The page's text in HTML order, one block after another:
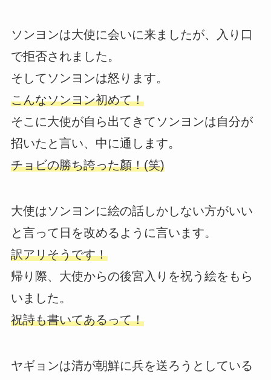
ソンヨンは大使に会いに来ましたが、入り口
で拒否されました。
そしてソンヨンは怒ります。
こんなソンヨン初めて！
そこに大使が自ら出てきてソンヨンは自分が
招いたと言い、中に通します。
チョビの勝ち誇った顏！(笑)
大使はソンヨンに絵の話しかしない方がいい
と言って日を改めるように言います。
訳アリそうです！
帰り際、大使からの後宮入りを祝う絵をもら
いました。
祝詩も書いてあるって！
ヤギョンは清が朝鮮に兵を送ろうとしている